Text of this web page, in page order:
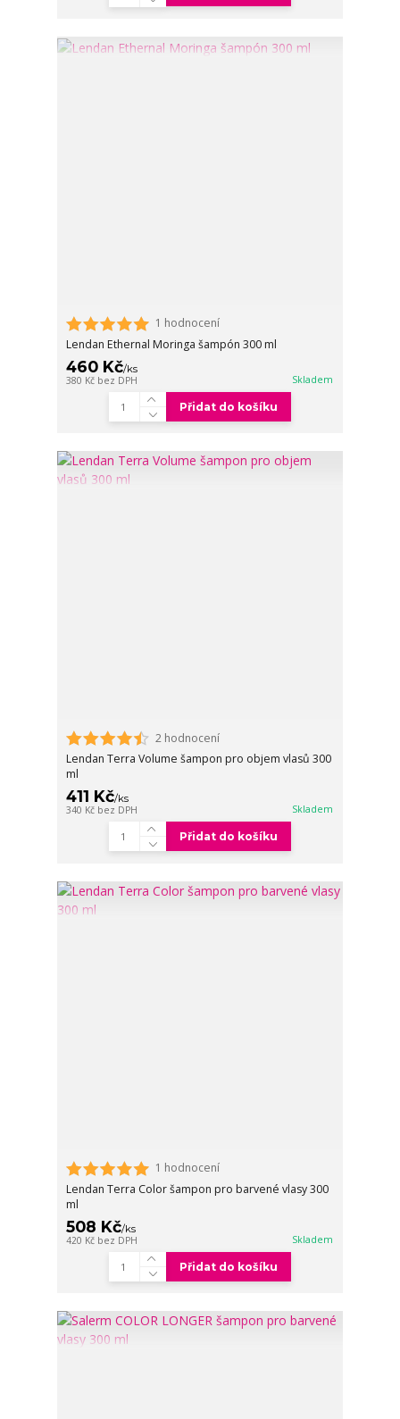
1 hodnocení
Lendan Ethernal Moringa šampón 300 ml
460 Kč/ks
380 Kč bez DPH Skladem
Přidat do košíku
2 hodnocení
Lendan Terra Volume šampon pro objem vlasů 300
ml
411 Kč/ks
340 Kč bez DPH Skladem
Přidat do košíku
1 hodnocení
Lendan Terra Color šampon pro barvené vlasy 300
ml
508 Kč/ks
420 Kč bez DPH Skladem
Přidat do košíku